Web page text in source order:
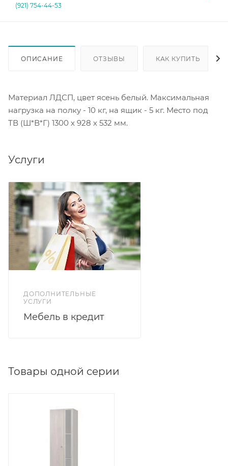
(921) 754-44-53
ОПИСАНИЕ ОТЗЫВЫ КАК КУПИТЬ
Материал ЛДСП, цвет ясень белый. Максимальная
нагрузка на полку - 10 кг, на ящик - 5 кг. Место под
ТВ (Ш*В*Г) 1300 х 928 х 532 мм.
Услуги
ДОПОЛНИТЕЛЬНЫЕ
УСЛУГИ
Мебель в кредит
Товары одной серии